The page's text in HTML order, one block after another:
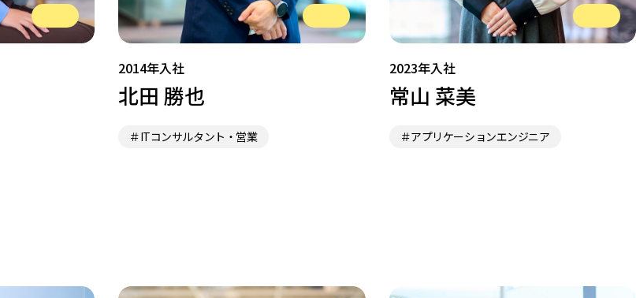
2014年入社
北田 勝也
＃ITコンサルタント・営業
2023年入社
常山 菜美
＃アプリケーションエンジニア